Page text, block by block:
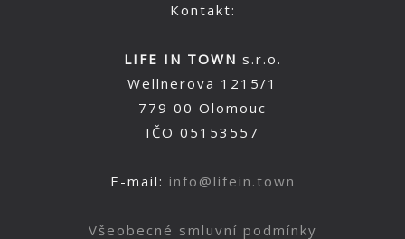
Kontakt:
LIFE IN TOWN s.r.o.
Wellnerova 1215/1
779 00 Olomouc
IČO 05153557
E-mail: info@lifein.town
Všeobecné smluvní podmínky